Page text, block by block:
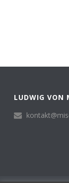
LUDWIG VON